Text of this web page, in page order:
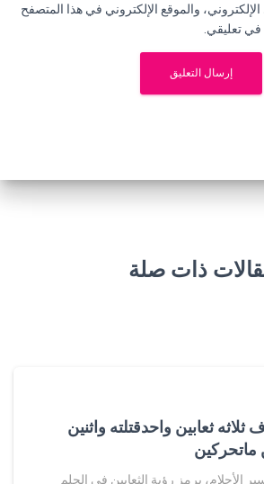
والموقع الإلكتروني في هذا المتصفح
في تعليقي.
ذات صلة
ثعابين واحدقتلته واثنين
الأحلام، يرمز رؤية الثعابين في الحلم